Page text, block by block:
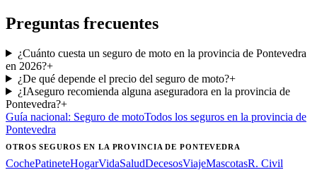
Preguntas frecuentes
¿Cuánto cuesta un seguro de moto en la provincia de Pontevedra
en 2026?+
¿De qué depende el precio del seguro de moto?+
¿IAseguro recomienda alguna aseguradora en la provincia de
Pontevedra?+
Guía nacional: Seguro de motoTodos los seguros en la provincia de
Pontevedra
OTROS SEGUROSEN LA PROVINCIA DE PONTEVEDRA
CochePatineteHogarVidaSaludDecesosViajeMascotasR. Civil